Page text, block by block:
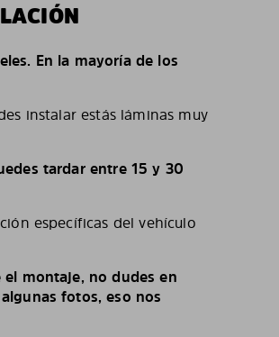
En la mayoría de los
instalar estás láminas muy
tardar entre 15 y 30
específicas del vehículo
montaje, no dudes en
fotos, eso nos